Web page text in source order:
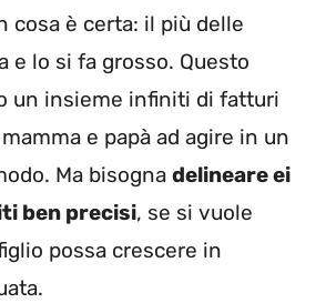
cosa è certa: il più delle
e lo si fa grosso. Questo
un insieme infiniti di fatturi
e papà ad agire in un
Ma bisogna delineare ei
ben precisi, se si vuole
possa crescere in